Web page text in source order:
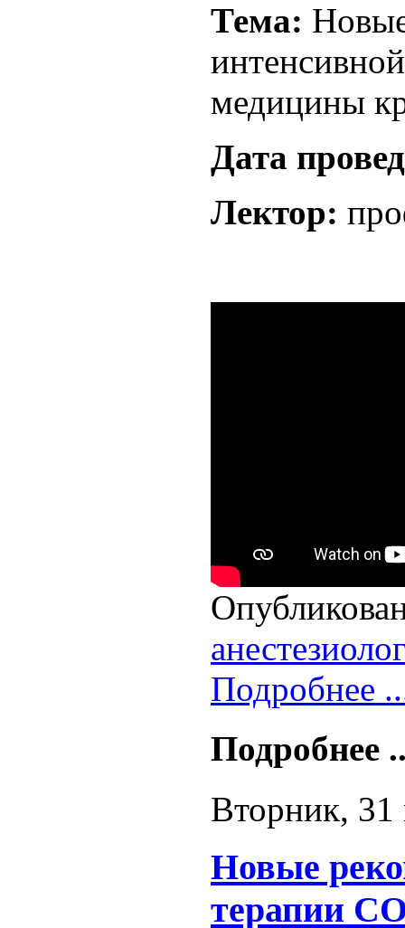
Тема:
медицины
Дата
Лектор:
Подробнее
Подробнее
Вторник, 31
Новые
терапии